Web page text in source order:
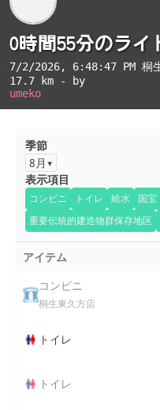
0時間55分のライ
7/2/2026, 6:48:47 PM 桐
17.7 km - by
umeko
季節
8月
表示項目
コンビニ トイレ 給水
国宝
重要伝統的建造物群保存地区
アイテム
コンビニ
桐生東久方店
トイレ
トイレ